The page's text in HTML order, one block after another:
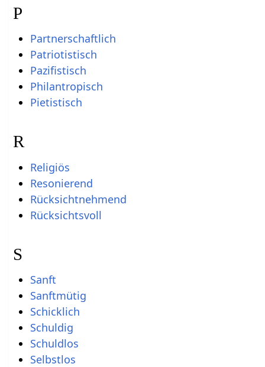
P
Partnerschaftlich
Patriotistisch
Pazifistisch
Philantropisch
Pietistisch
R
Religiös
Resonierend
Rücksichtnehmend
Rücksichtsvoll
S
Sanft
Sanftmütig
Schicklich
Schuldig
Schuldlos
Selbstlos